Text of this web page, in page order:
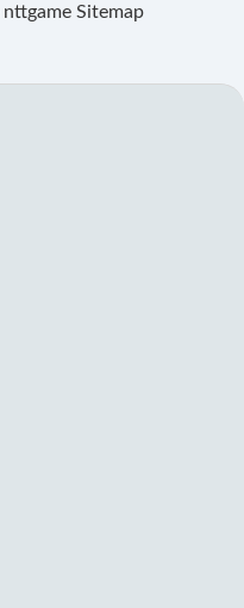
nttgame Sitemap